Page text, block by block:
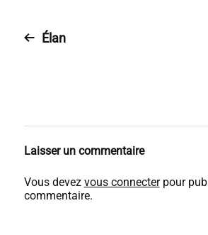
Élan
Laisser un commentaire
Vous devez vous connecterpour
commentaire.